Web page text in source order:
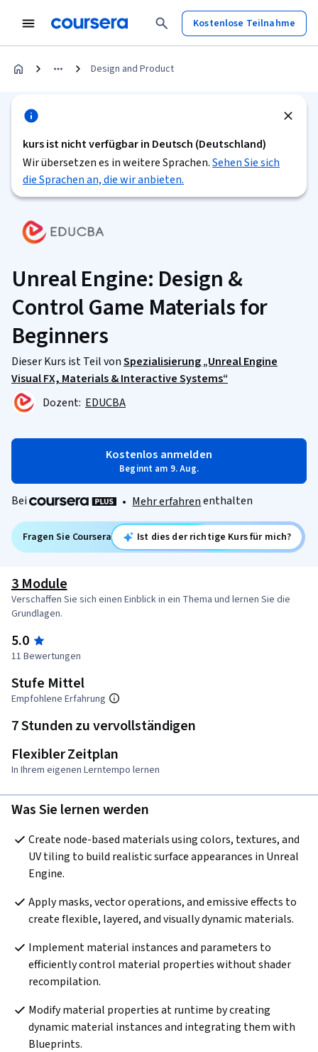
Kostenlose Teilnahme
Design and Product
kurs ist nicht verfügbar in Deutsch (Deutschland)
Wir übersetzen es in weitere Sprachen.Sehen Sie sich
die Sprachen an, die wir anbieten.
Unreal Engine: Design &
Control Game Materials for
Beginners
Dieser Kurs ist Teil vonSpezialisierung „Unreal Engine
Visual FX, Materials & Interactive Systems“
Dozent: EDUCBA
Kostenlos anmelden
Beginnt am 9. Aug.
Bei • Mehr erfahrenenthalten
Fragen Sie Coursera Ist dies der richtige Kurs für mich?
3 Module
Verschaffen Sie sich einen Einblick in ein Thema und lernen Sie die
Grundlagen.
5.0
11 Bewertungen
Stufe Mittel
Empfohlene Erfahrung
7 Stunden zu vervollständigen
Flexibler Zeitplan
In Ihrem eigenen Lerntempo lernen
Was Sie lernen werden
Create node-based materials using colors, textures, and
UV tiling to build realistic surface appearances in Unreal
Engine.
Apply masks, vector operations, and emissive effects to
create flexible, layered, and visually dynamic materials.
Implement material instances and parameters to
efficiently control material properties without shader
recompilation.
Modify material properties at runtime by creating
dynamic material instances and integrating them with
Blueprints.